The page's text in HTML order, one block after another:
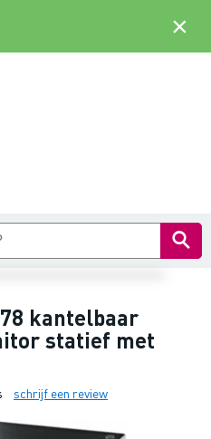
kantelbaar
statief met
schrijf een review
×